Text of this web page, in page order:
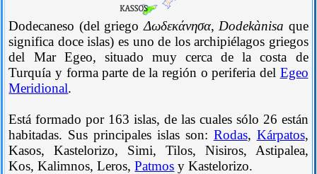
Dodecaneso (del griegoΔωδεκάνησα, Dodekànisa que
significa doce islas) es uno de los archipiélagos griegos
del Mar Egeo, situado muy cerca de la costa de
Turquía y forma parte de la región o periferia del Egeo
Meridional.
Está formado por 163 islas, de las cuales sólo 26 están
habitadas. Sus principales islas son: Rodas, Kárpatos,
Kasos, Kastelorizo, Simi, Tilos, Nisiros, Astipalea,
Kos, Kalimnos, Leros,Patmos y Kastelorizo.